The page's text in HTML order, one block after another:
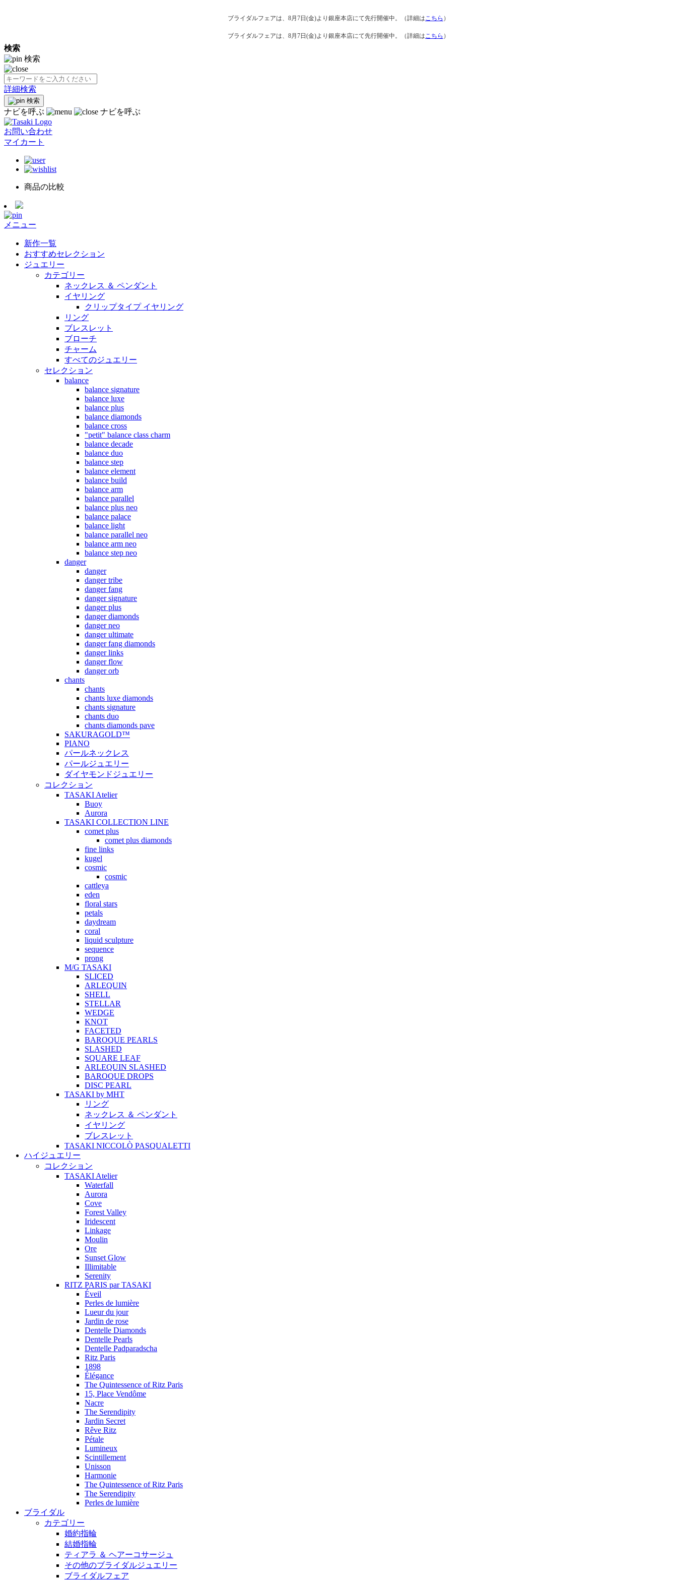
ブライダルフェアは、8月7日(金)より銀座本店にて先行開催中。（詳細はこちら ）
ブライダルフェアは、8月7日(金)より銀座本店にて先行開催中。（詳細はこちら ）
検索
検索
詳細検索
検索
ナビを呼ぶ ナビを呼ぶ
お問い合わせ
マイカート
商品の比較
メニュー
新作一覧
おすすめセレクション
ジュエリー
カテゴリー
ネックレス ＆ ペンダント
イヤリング
クリップタイプ イヤリング
リング
ブレスレット
ブローチ
チャーム
すべてのジュエリー
セレクション
balance
balance signature
balance luxe
balance plus
balance diamonds
balance cross
"petit" balance class charm
balance decade
balance duo
balance step
balance element
balance build
balance arm
balance parallel
balance plus neo
balance palace
balance light
balance parallel neo
balance arm neo
balance step neo
danger
danger
danger tribe
danger fang
danger signature
danger plus
danger diamonds
danger neo
danger ultimate
danger fang diamonds
danger links
danger flow
danger orb
chants
chants
chants luxe diamonds
chants signature
chants duo
chants diamonds pave
SAKURAGOLD™
PIANO
パールネックレス
パールジュエリー
ダイヤモンドジュエリー
コレクション
TASAKI Atelier
Buoy
Aurora
TASAKI COLLECTION LINE
comet plus
comet plus diamonds
fine links
kugel
cosmic
cosmic
cattleya
eden
floral stars
petals
daydream
coral
liquid sculpture
sequence
prong
M/G TASAKI
SLICED
ARLEQUIN
SHELL
STELLAR
WEDGE
KNOT
FACETED
BAROQUE PEARLS
SLASHED
SQUARE LEAF
ARLEQUIN SLASHED
BAROQUE DROPS
DISC PEARL
TASAKI by MHT
リング
ネックレス ＆ ペンダント
イヤリング
ブレスレット
TASAKI NICCOLÒ PASQUALETTI
ハイジュエリー
コレクション
TASAKI Atelier
Waterfall
Aurora
Cove
Forest Valley
Iridescent
Linkage
Moulin
Ore
Sunset Glow
Illimitable
Serenity
RITZ PARIS par TASAKI
Éveil
Perles de lumière
Lueur du jour
Jardin de rose
Dentelle Diamonds
Dentelle Pearls
Dentelle Padparadscha
Ritz Paris
1898
Élégance
The Quintessence of Ritz Paris
15, Place Vendôme
Nacre
The Serendipity
Jardin Secret
Rêve Ritz
Pétale
Lumineux
Scintillement
Unisson
Harmonie
The Quintessence of Ritz Paris
The Serendipity
Perles de lumière
ブライダル
カテゴリー
婚約指輪
結婚指輪
ティアラ ＆ ヘアーコサージュ
その他のブライダルジュエリー
ブライダルフェア